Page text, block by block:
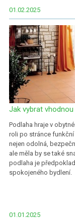
01.02.2025
Jak vybrat
Podlaha hraje v
roli po stránce
nejen odolná,
ale měla by se také
podlaha je
spokojeného bydlení.
01.01.2025